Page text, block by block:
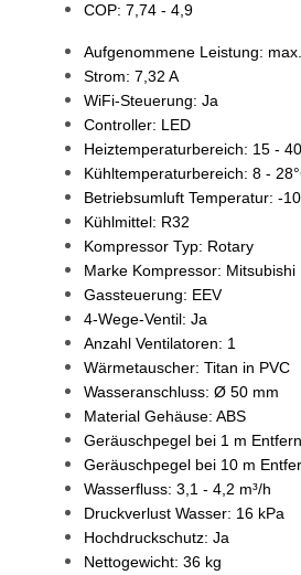
COP: 7,74 - 4,9
Aufgenommene Leistung:
Strom: 7,32 A
WiFi-Steuerung: Ja
Controller: LED
Heiztemperaturbereich: 15 -
Kühltemperaturbereich: 8 -
Betriebsumluft Temperatur: -
Kühlmittel: R32
Kompressor Typ: Rotary
Marke Kompressor: Mitsubishi
Gassteuerung: EEV
4-Wege-Ventil: Ja
Anzahl Ventilatoren: 1
Wärmetauscher: Titan in PVC
Wasseranschluss: Ø 50 mm
Material Gehäuse: ABS
Geräuschpegel bei 1 m
Geräuschpegel bei 10 m
Wasserfluss: 3,1 - 4,2 m³/h
Druckverlust Wasser: 16 kPa
Hochdruckschutz: Ja
Nettogewicht: 36 kg